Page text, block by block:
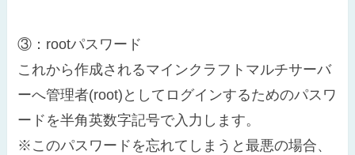
③：rootパスワード
これから作成されるマインクラフトマルチサーバ
ーへ管理者(root)としてログインするためのパスワ
ードを半角英数字記号で入力します。
※このパスワードを忘れてしまうと最悪の場合、